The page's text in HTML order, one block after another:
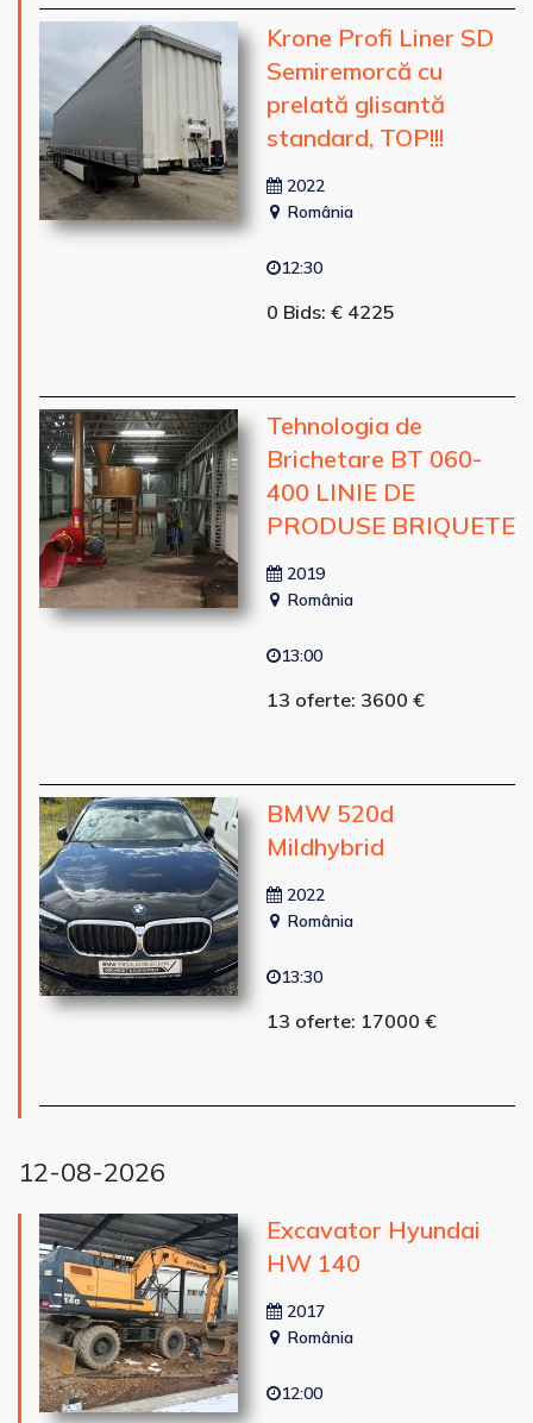
Krone Profi Liner SD
Semiremorcă cu
prelată glisantă
standard, TOP!!!
2022
România
12:30
0 Bids: € 4225
Tehnologia de
Brichetare BT 060-
400 LINIE DE
PRODUSE BRIQUETE
2019
România
13:00
13 oferte: 3600 €
BMW 520d
Mildhybrid
2022
România
13:30
13 oferte: 17000 €
12-08-2026
Excavator Hyundai
HW 140
2017
România
12:00